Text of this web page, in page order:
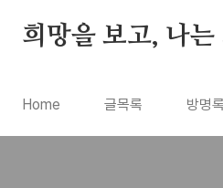
희망을 보고, 나는
Home 글목록 방명록